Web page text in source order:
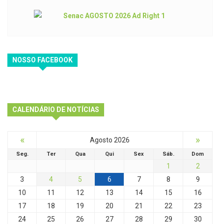
NOSSO FACEBOOK
CALENDÁRIO DE NOTÍCIAS
« Agosto 2026 »
Seg. Ter Qua Qui Sex Sáb. Dom
1
2
3
4 5 6 7 8
9
10
11 12 13 14 15
16
17
18 19 20 21 22
23
24
25 26 27 28 29
30